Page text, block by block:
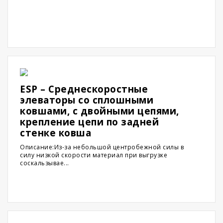
ESP – Среднескоростные
элеваторы со сплошными
ковшами, с двойными цепями,
крепление цепи по задней
стенке ковша
Описание:Из-за небольшой центробежной силы в
силу низкой скорости материал при выгрузке
соскальзывае...